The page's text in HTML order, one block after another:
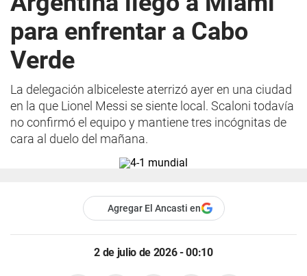
para enfrentar a Cabo
Verde
La delegación albiceleste aterrizó ayer en una ciudad
en la que Lionel Messi se siente local. Scaloni todavía
no confirmó el equipo y mantiene tres incógnitas de
cara al duelo del mañana.
Agregar El Ancasti en
2 de julio de 2026 - 00:10